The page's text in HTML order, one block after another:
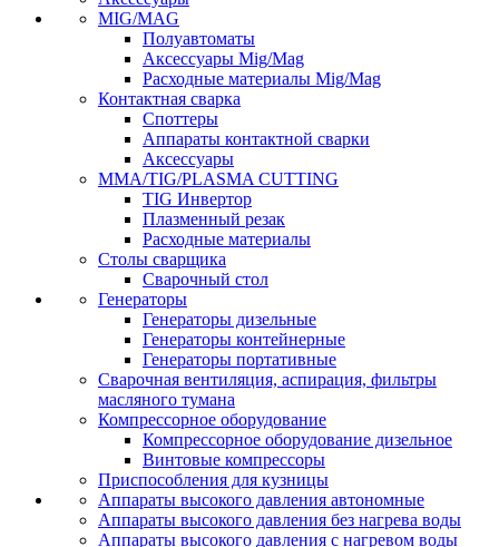
MIG/MAG
Полуавтоматы
Аксессуары Mig/Mag
Расходные материалы Mig/Mag
Контактная сварка
Споттеры
Аппараты контактной сварки
Аксессуары
MMA/TIG/PLASMA CUTTING
TIG Инвертор
Плазменный резак
Расходные материалы
Столы сварщика
Сварочный стол
Генераторы
Генераторы дизельные
Генераторы контейнерные
Генераторы портативные
Сварочная вентиляция, аспирация, фильтры
масляного тумана
Компрессорное оборудование
Компрессорное оборудование дизельное
Винтовые компрессоры
Приспособления для кузницы
Аппараты высокого давления автономные
Аппараты высокого давления без нагрева воды
Аппараты высокого давления с нагревом воды